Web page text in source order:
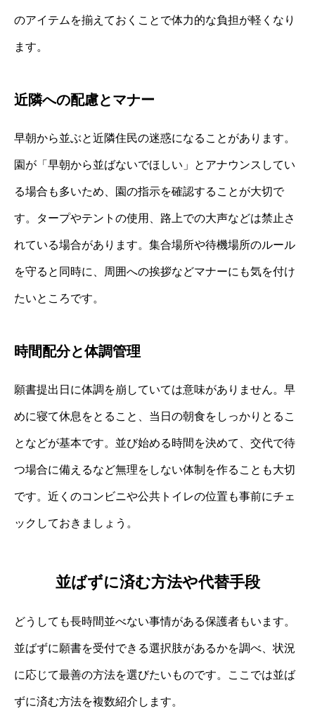
のアイテムを揃えておくことで体力的な負担が軽くなり
ます。
近隣への配慮とマナー
早朝から並ぶと近隣住民の迷惑になることがあります。
園が「早朝から並ばないでほしい」とアナウンスしてい
る場合も多いため、園の指示を確認することが大切で
す。タープやテントの使用、路上での大声などは禁止さ
れている場合があります。集合場所や待機場所のルール
を守ると同時に、周囲への挨拶などマナーにも気を付け
たいところです。
時間配分と体調管理
願書提出日に体調を崩していては意味がありません。早
めに寝て休息をとること、当日の朝食をしっかりとるこ
となどが基本です。並び始める時間を決めて、交代で待
つ場合に備えるなど無理をしない体制を作ることも大切
です。近くのコンビニや公共トイレの位置も事前にチェ
ックしておきましょう。
並ばずに済む方法や代替手段
どうしても長時間並べない事情がある保護者もいます。
並ばずに願書を受付できる選択肢があるかを調べ、状況
に応じて最善の方法を選びたいものです。ここでは並ば
ずに済む方法を複数紹介します。